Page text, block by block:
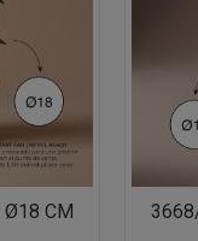
Ø18 CM